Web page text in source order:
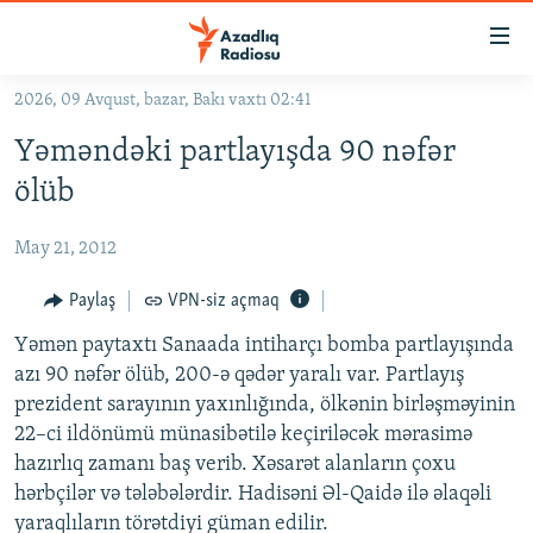
Əsas
qayıt
Əsas
qayıt
#ƏSLINDƏ
FƏRQƏ BAX
QANUNI DOĞRU
ARAŞDIRMA
MULTIMEDIA
VIDEO
FOTOQALEREYA
RADIO ARXIV
OXU ZALI
HAQQIMIZDA
2026, 09 Avqust, bazar, Bakı vaxtı 02:41
Yəməndəki partlayışda 90 nəfər
ölüb
May 21, 2012
Paylaş VPN-siz açmaq
Yəmən paytaxtı Sanaada intiharçı bomba partlayışında
azı 90 nəfər ölüb, 200-ə qədər yaralı var. Partlayış
prezident sarayının yaxınlığında, ölkənin birləşməyinin
22–ci ildönümü münasibətilə keçiriləcək mərasimə
hazırlıq zamanı baş verib. Xəsarət alanların çoxu
hərbçilər və tələbələrdir. Hadisəni Əl-Qaidə ilə əlaqəli
yaraqlıların törətdiyi güman edilir.